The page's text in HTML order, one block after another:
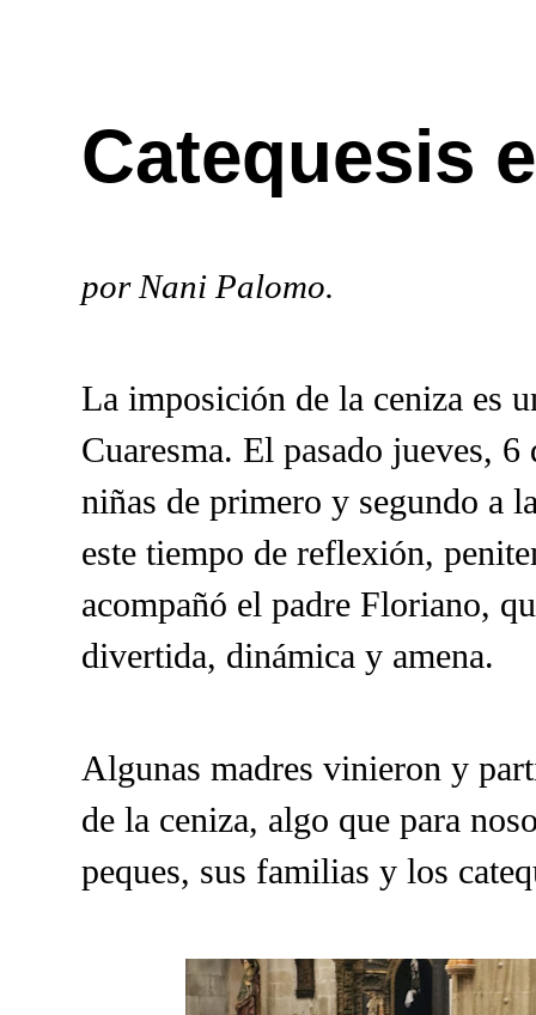
Catequesis
por Nani Palomo.
La imposición de la ceniza es
Cuaresma. El pasado jueves,
niñas de primero y segundo a
este tiempo de reflexión,
acompañó el padre Floriano,
divertida, dinámica y amena.
Algunas madres vinieron y
de la ceniza, algo que para
peques, sus familias y los